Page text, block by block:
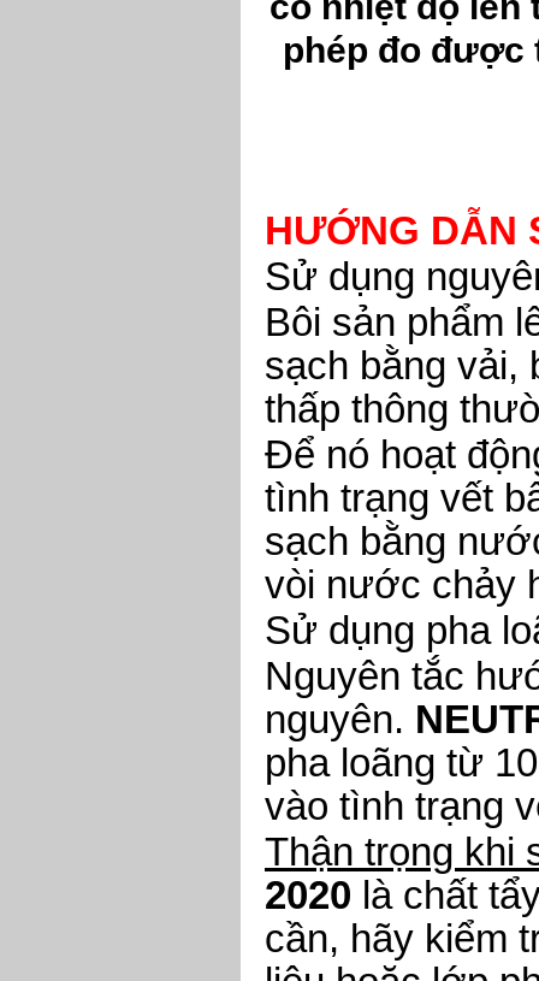
phép đo được
HƯỚNG DẪN
Sử dụng
Bôi sản phẩm
sạch bằng vải,
thấp thông
Để nó hoạt
tình trạng vết
sạch bằng
vòi nước chảy
Sử dụng pha
Nguyên tắc
nguyên.
pha loãng từ
vào tình trạng
Thận trọng khi
2020 là chất
cần, hãy kiểm